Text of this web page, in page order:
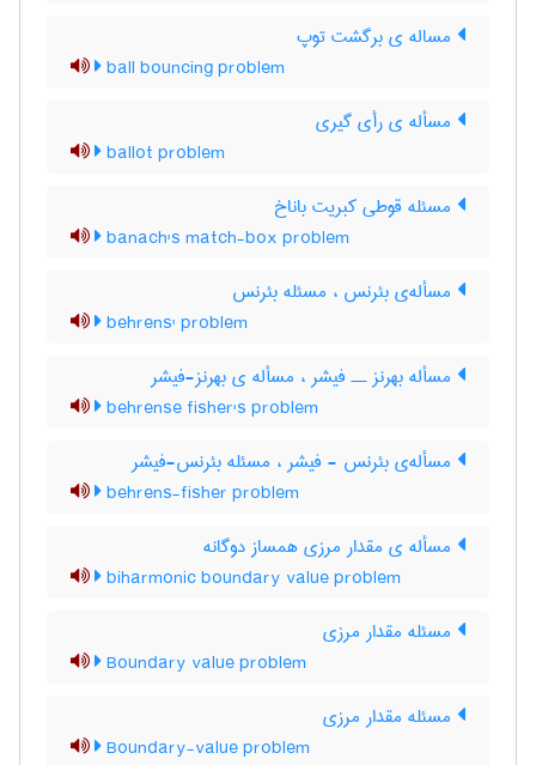
مساله ی برگشت توپ
ball bouncing problem
مسأله ی رأی گیری
ballot problem
مسئله قوطی کبریت باناخ
banach's match-box problem
مسأله‌ی بئرنس ، مسئله بئرنس
behrens' problem
مسأله بهرنز ــ فیشر ، مسأله ی بهرنز-فیشر
behrense fisher's problem
مسأله‌ی بئرنس - فیشر ، مسئله بئرنس-فیشر
behrens-fisher problem
مسأله ی مقدار مرزی همساز دوگانه
biharmonic boundary value problem
مسئله مقدار مرزی
Boundary value problem
مسئله مقدار مرزی
Boundary-value problem